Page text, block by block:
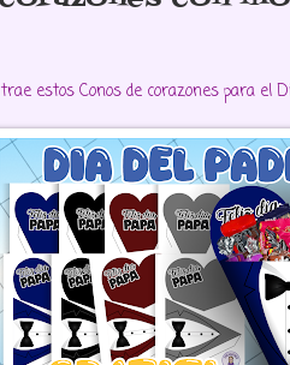
estos Conos de corazones para el